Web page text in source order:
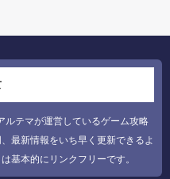
ルテマが運営しているゲーム攻略
最新情報をいち早く更新できるよ
基本的にリンクフリーです。